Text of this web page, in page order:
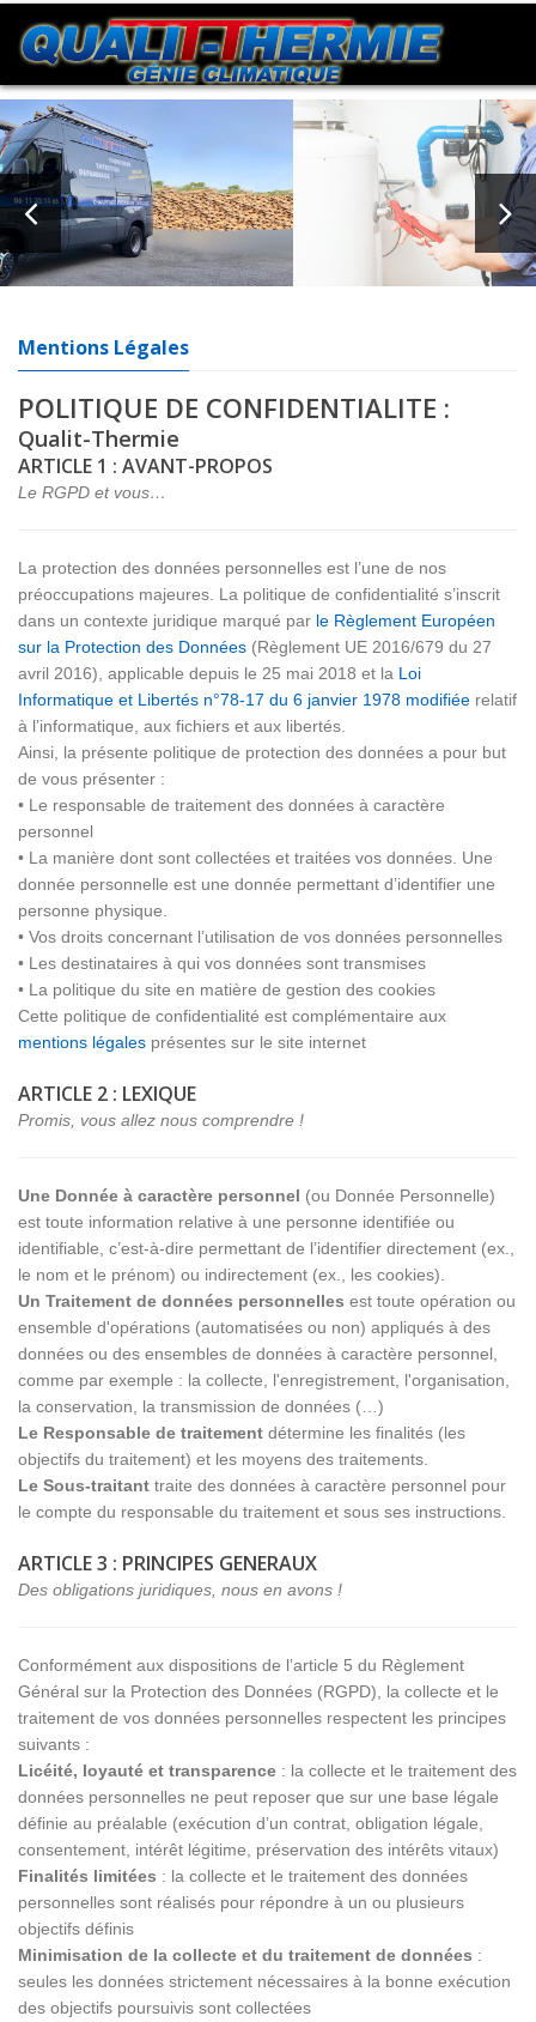
Mentions Légales
POLITIQUE DE CONFIDENTIALITE :
Qualit-Thermie
ARTICLE 1 : AVANT-PROPOS
Le RGPD et vous…
La protection des données personnelles est l’une de nos
préoccupations majeures. La politique de confidentialité s’inscrit
dans un contexte juridique marqué par le Règlement Européen
sur la Protection des Données (Règlement UE 2016/679 du 27
avril 2016), applicable depuis le 25 mai 2018 et la Loi
Informatique et Libertés n°78-17 du 6 janvier 1978 modifiée relatif
à l’informatique, aux fichiers et aux libertés.
Ainsi, la présente politique de protection des données a pour but
de vous présenter :
• Le responsable de traitement des données à caractère
personnel
• La manière dont sont collectées et traitées vos données. Une
donnée personnelle est une donnée permettant d’identifier une
personne physique.
• Vos droits concernant l’utilisation de vos données personnelles
• Les destinataires à qui vos données sont transmises
• La politique du site en matière de gestion des cookies
Cette politique de confidentialité est complémentaire aux
mentions légales présentes sur le site internet
ARTICLE 2 : LEXIQUE
Promis, vous allez nous comprendre !
Une Donnée à caractère personnel (ou Donnée Personnelle)
est toute information relative à une personne identifiée ou
identifiable, c’est-à-dire permettant de l’identifier directement (ex.,
le nom et le prénom) ou indirectement (ex., les cookies).
Un Traitement de données personnelles est toute opération ou
ensemble d'opérations (automatisées ou non) appliqués à des
données ou des ensembles de données à caractère personnel,
comme par exemple : la collecte, l'enregistrement, l'organisation,
la conservation, la transmission de données (…)
Le Responsable de traitement détermine les finalités (les
objectifs du traitement) et les moyens des traitements.
Le Sous-traitant traite des données à caractère personnel pour
le compte du responsable du traitement et sous ses instructions.
ARTICLE 3 : PRINCIPES GENERAUX
Des obligations juridiques, nous en avons !
Conformément aux dispositions de l’article 5 du Règlement
Général sur la Protection des Données (RGPD), la collecte et le
traitement de vos données personnelles respectent les principes
suivants :
Licéité, loyauté et transparence : la collecte et le traitement des
données personnelles ne peut reposer que sur une base légale
définie au préalable (exécution d’un contrat, obligation légale,
consentement, intérêt légitime, préservation des intérêts vitaux)
Finalités limitées : la collecte et le traitement des données
personnelles sont réalisés pour répondre à un ou plusieurs
objectifs définis
Minimisation de la collecte et du traitement de données :
seules les données strictement nécessaires à la bonne exécution
des objectifs poursuivis sont collectées